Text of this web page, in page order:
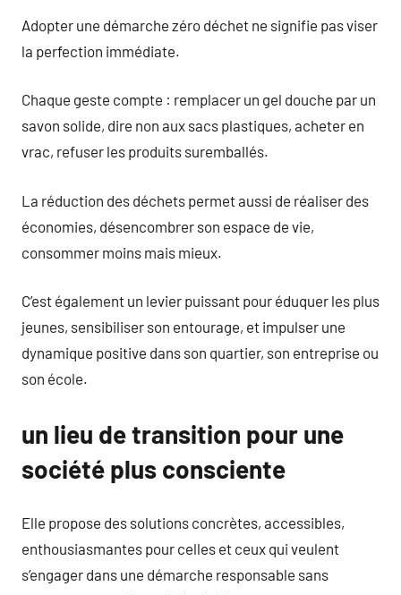
Adopter une démarche zéro déchet ne signifie pas viser
la perfection immédiate.
Chaque geste compte : remplacer un gel douche par un
savon solide, dire non aux sacs plastiques, acheter en
vrac, refuser les produits suremballés.
La réduction des déchets permet aussi de réaliser des
économies, désencombrer son espace de vie,
consommer moins mais mieux.
C’est également un levier puissant pour éduquer les plus
jeunes, sensibiliser son entourage, et impulser une
dynamique positive dans son quartier, son entreprise ou
son école.
un lieu de transition pour une
société plus consciente
Elle propose des solutions concrètes, accessibles,
enthousiasmantes pour celles et ceux qui veulent
s’engager dans une démarche responsable sans